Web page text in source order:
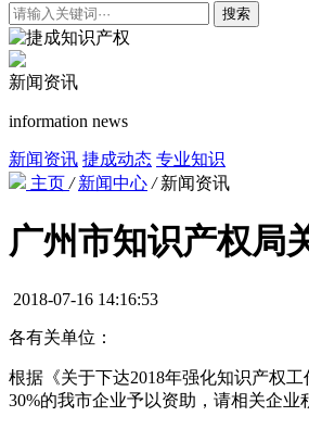
搜索
新闻资讯
information news
新闻资讯 捷成动态 专业知识
主页 / 新闻中心 / 新闻资讯
广州市知识产权局
2018-07-16 14:16:53
各有关单位：
根据《关于下达2018年强化知识产权
30%的我市企业予以资助，请相关企业